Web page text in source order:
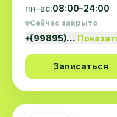
пн–вс:08:00–24:00
Сейчас закрыто
+(99895)…
Записаться